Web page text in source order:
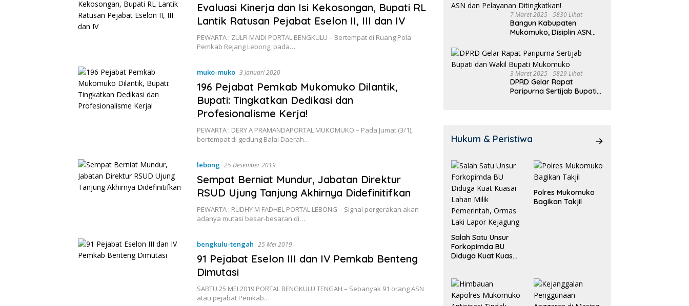
Evaluasi Kinerja dan Isi Kekosongan, Bupati RL
Lantik Ratusan Pejabat Eselon II, III dan IV
PEWARTA : ZULFI MAIDI PORTAL BENGKULU – Bertempat di Ruang Pola
Pemkab Rejang Lebong, pada…
muko-muko 3 Januari 2020
196 Pejabat Pemkab Mukomuko Dilantik,
Bupati: Tingkatkan Dedikasi dan
Profesionalisme Kerja!
PEWARTA : DERY A PRAMANDAPORTAL MUKOMUKO – Pada Jumat (3/1),
bertempat di gedung Balai Daerah…
lebong 25 Desember 2019
Sempat Berniat Mundur, Jabatan Direktur
RSUD Ujung Tanjung Akhirnya Didefinitifkan
PEWARTA : RUDHY M FADHEL PORTAL LEBONG – Signal pergerakan akan
adanya mutasi besar-besaran di…
bengkulu-tengah 25 Mei 2019
91 Pejabat Eselon III dan IV Pemkab Benteng
Dimutasi
SABTU 25 MEI 2019 PORTAL BENGKULU TENGAH – Sebanyak 91 orang ASN
atau pejabat Pemkab…
7 Maret 2025 5830 Lihat
Bangun Kabupaten
Mukomuko, Disiplin ASN
Ditingkatkan!
3 Maret 2025 5829 Lihat
DPRD Gelar Rapat
Paripurna Sertijab Bupati
Hukum & Peristiwa
Salah Satu Unsur
Forkopimda BU
Diduga Kuat Kuasai
Laki Lapor
Kejagung
Polres Mukomuko
Bagikan Takjil